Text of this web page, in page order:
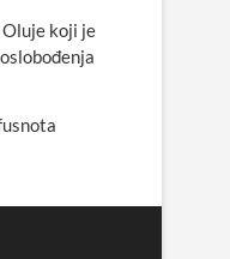
koji je